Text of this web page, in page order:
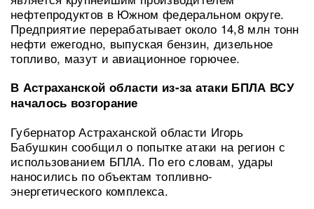
нефтепродуктов в Южном федеральном округе.
Предприятие перерабатывает около 14,8 млн тонн
нефти ежегодно, выпуская бензин, дизельное
топливо, мазут и авиационное горючее.
В Астраханской области из-за атаки БПЛА ВСУ
началось возгорание
Губернатор Астраханской области Игорь
Бабушкин сообщил о попытке атаки на регион с
использованием БПЛА. По его словам, удары
наносились по объектам топливно-
энергетического комплекса.